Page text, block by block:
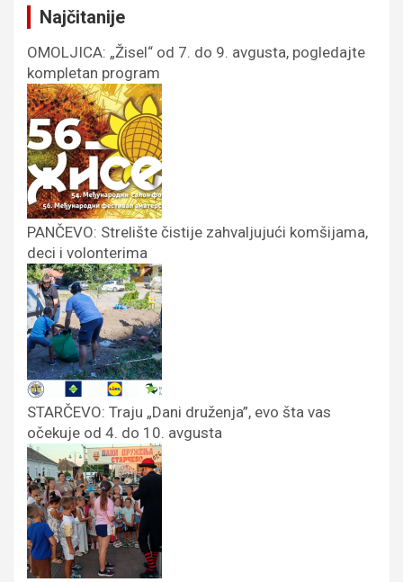
Najčitanije
OMOLJICA: „Žisel“ od 7. do 9. avgusta, pogledajte
kompletan program
PANČEVO: Strelište čistije zahvaljujući komšijama,
deci i volonterima
STARČEVO: Traju „Dani druženja”, evo šta vas
očekuje od 4. do 10. avgusta